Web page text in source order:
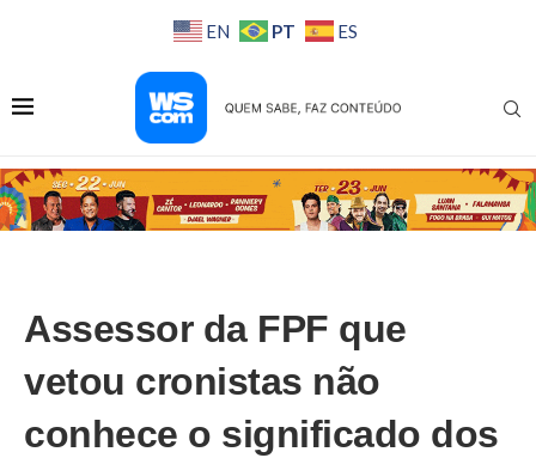
EN PT ES
Assessor da FPF que
vetou cronistas não
conhece o significado dos